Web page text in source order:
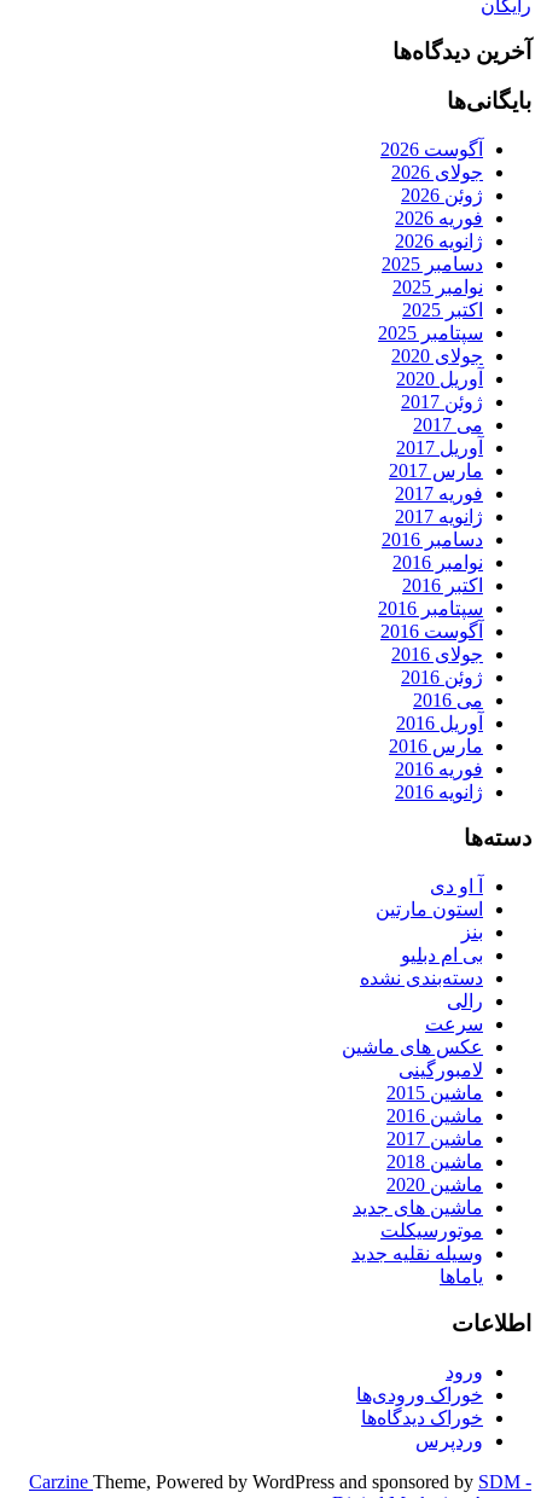
رایگان
آخرین دیدگاه‌ها
بایگانی‌ها
آگوست 2026
جولای 2026
ژوئن 2026
فوریه 2026
ژانویه 2026
دسامبر 2025
نوامبر 2025
اکتبر 2025
سپتامبر 2025
جولای 2020
آوریل 2020
ژوئن 2017
می 2017
آوریل 2017
مارس 2017
فوریه 2017
ژانویه 2017
دسامبر 2016
نوامبر 2016
اکتبر 2016
سپتامبر 2016
آگوست 2016
جولای 2016
ژوئن 2016
می 2016
آوریل 2016
مارس 2016
فوریه 2016
ژانویه 2016
دسته‌ها
آ او دی
استون مارتین
بنز
بی ام دبلیو
دسته‌بندی نشده
رالی
سرعت
عکس های ماشین
لامبورگینی
ماشین 2015
ماشین 2016
ماشین 2017
ماشین 2018
ماشین 2020
ماشین های جدید
موتورسیکلت
وسیله نقلیه جدید
یاماها
اطلاعات
ورود
خوراک ورودی‌ها
خوراک دیدگاه‌ها
وردپرس
Carzine Theme, Powered by WordPress and sponsored by SDM -